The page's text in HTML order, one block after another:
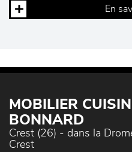
En
MOBILIER
BONNARD
Crest (26) - dans la
Crest